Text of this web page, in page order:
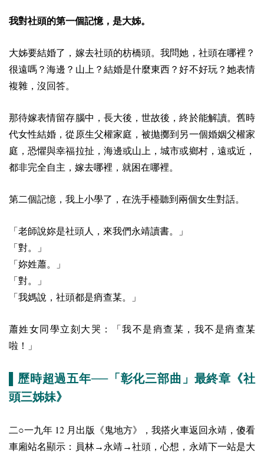
我對社頭的第一個記憶，是大姊。
大姊要結婚了，嫁去社頭的枋橋頭。我問她，社頭在哪裡？
很遠嗎？海邊？山上？結婚是什麼東西？好不好玩？她表情
複雜，沒回答。
那待嫁表情留存腦中，長大後，世故後，終於能解讀。舊時
代女性結婚，從原生父權家庭，被拋擲到另一個婚姻父權家
庭，恐懼與幸福拉扯，海邊或山上，城市或鄉村，遠或近，
都非完全自主，嫁去哪裡，就困在哪裡。
第二個記憶，我上小學了，在洗手檯聽到兩個女生對話。
「老師說妳是社頭人，來我們永靖讀書。」
「對。」
「妳姓蕭。」
「對。」
「我媽說，社頭都是痟查某。」
蕭姓女同學立刻大哭：「我不是痟查某，我不是痟查某
啦！」
▌歷時超過五年──「彰化三部曲」最終章《社
頭三姊妹》
二○一九年 12 月出版《鬼地方》，我搭火車返回永靖，傻看
車廂站名顯示：員林→永靖→社頭，心想，永靖下一站是大